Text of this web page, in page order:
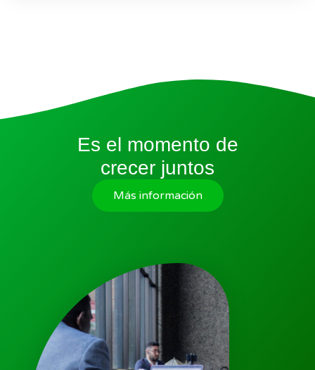
Es el momento de
crecer juntos
Más información